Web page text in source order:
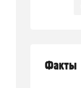
Факты